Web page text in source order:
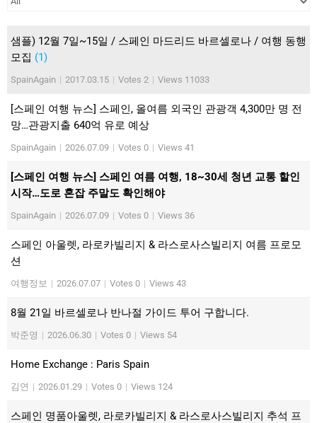
샘플) 12월 7일~15일 / 스페인 마드리드 바르셀로나 / 여행 동행
모집 (1)
SpainAgain | 2017.03.15 | Votes 2 | Views 11033
[스페인 여행 뉴스] 스페인, 올여름 외국인 관광객 4,300만 명 전
망…관광지출 640억 유로 예상
SpainAgain | 2026.07.09 | Votes 0 | Views 41
[스페인 여행 뉴스] 스페인 여름 여행, 18~30세 청년 교통 할인
시작…도로 혼잡 주말도 확인해야
SpainAgain | 2026.07.09 | Votes 0 | Views 36
스페인 아울렛, 라로카빌리지 & 라스로사스빌리지 여름 프로모
션
여행정보 | 2026.07.07 | Votes 0 | Views 43
8월 21일 바르셀로나 반나절 가이드 투어 구합니다.
박준영 | 2026.06.30 | Votes 0 | Views 54
Home Exchange : Paris Spain
김연 | 2026.01.29 | Votes 0 | Views 124
스페인 명품아울렛, 라로카빌리지 & 라스로사스빌리지 추석 프